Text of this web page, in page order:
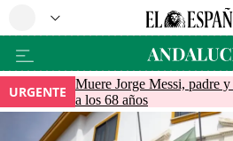
URGENTE
Muere Jorge Messi, padre
a los 68 años